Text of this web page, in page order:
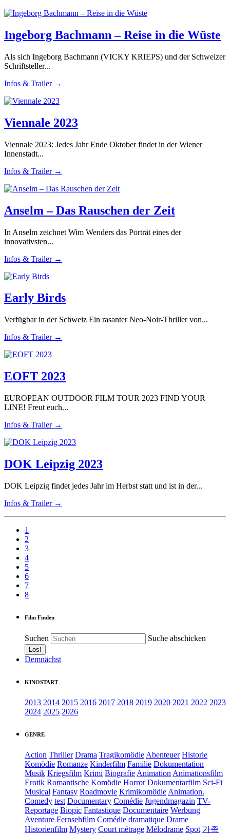
Ingeborg Bachmann – Reise in die Wüste
Als sich Ingeborg Bachmann (VICKY KRIEPS) und der Schweizer
Schriftsteller...
Infos & Trailer →
Viennale 2023
Viennale 2023: Jedes Jahr Ende Oktober findet in der Wiener
Innenstadt...
Infos & Trailer →
Anselm – Das Rauschen der Zeit
In Anselm zeichnet Wim Wenders das Porträt eines der
innovativsten...
Infos & Trailer →
Early Birds
Verfügbar in der Schweiz Ein rasanter Neo-Noir-Thriller von...
Infos & Trailer →
EOFT 2023
EUROPEAN OUTDOOR FILM TOUR 2023 FIND YOUR
LINE! Freut euch...
Infos & Trailer →
DOK Leipzig 2023
DOK Leipzig findet jedes Jahr im Herbst statt und ist in der...
Infos & Trailer →
1
2
3
4
5
6
7
8
Film Finden
Suchen Suche abschicken
Demnächst
KINOSTART
2013 2014 2015 2016 2017 2018 2019 2020 2021 2022 2023
2024 2025 2026
GENRE
Action Thriller Drama Tragikomödie Abenteuer Historie
Komödie Romanze Kinderfilm Familie Dokumentation
Musik Kriegsfilm Krimi Biografie Animation Animationsfilm
Erotik Romantische Komödie Horror Dokumentarfilm Sci-Fi
Musical Fantasy Roadmovie Krimikomödie Animation.
Comedy test Documentary Comédie Jugendmagazin TV-
Reportage Biopic Fantastique Documentaire Werbung
Aventure Fernsehfilm Comédie dramatique Drame
Historienfilm Mystery Court métrage Mélodrame Spot 가족